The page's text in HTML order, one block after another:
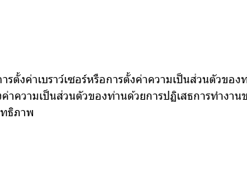
งค่าเบราว์เซอร์หรือการตั้งค่าความเป็นส่วนตัวของ
าความเป็นส่วนตัวของท่านด้วยการปฏิเสธการทำงา
ธิภาพ